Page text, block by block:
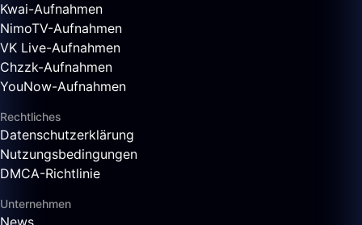
Kwai-Aufnahmen
NimoTV-Aufnahmen
VK Live-Aufnahmen
Chzzk-Aufnahmen
YouNow-Aufnahmen
Rechtliches
Datenschutzerklärung
Nutzungsbedingungen
DMCA-Richtlinie
Unternehmen